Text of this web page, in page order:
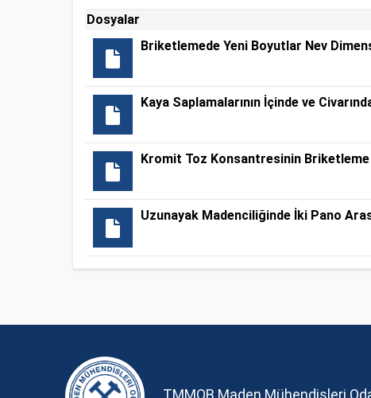
Dosyalar
Briketlemede Yeni Boyutlar Nev
Kaya Saplamalarının İçinde ve
Kromit Toz Konsantresinin
Uzunayak Madenciliğinde İki Pano
TMMOB Maden Mühendisleri